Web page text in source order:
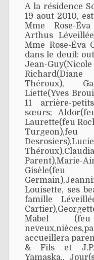
A la résidence
19 aout 2010,
Mme Rose-
Arthus
Mme Rose-Éva
dans le deuil:
Jean-
Théroux),
Liette(Yves
11 arrière-
sœurs;
Laurette(feu
Parent),Marie-
Louisette, ses
famille
Mabel
accueillera
& Fils et J.P.
Yamaska,.